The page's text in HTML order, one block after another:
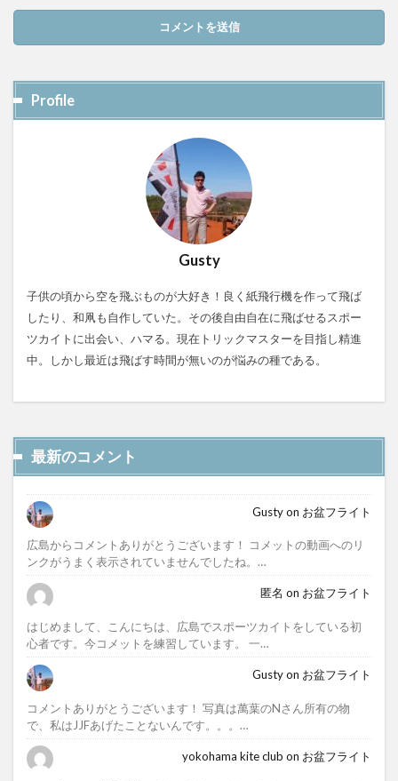
Profile
Gusty
子供の頃から空を飛ぶものが大好き！良く紙飛行機を作って飛ば
したり、和凧も自作していた。その後自由自在に飛ばせるスポー
ツカイトに出会い、ハマる。現在トリックマスターを目指し精進
中。しかし最近は飛ばす時間が無いのが悩みの種である。
最新のコメント
Gustyon お盆フライト
広島からコメントありがとうございます！ コメットの動画へのリ
ンクがうまく表示されていませんでしたね。…
匿名 on お盆フライト
はじめまして、こんにちは、広島でスポーツカイトをしている初
心者です。今コメットを練習しています。 一…
Gustyon お盆フライト
コメントありがとうございます！ 写真は萬葉のNさん所有の物
で、私はJJFあげたことないんです。。。…
yokohama kite club on お盆フライト